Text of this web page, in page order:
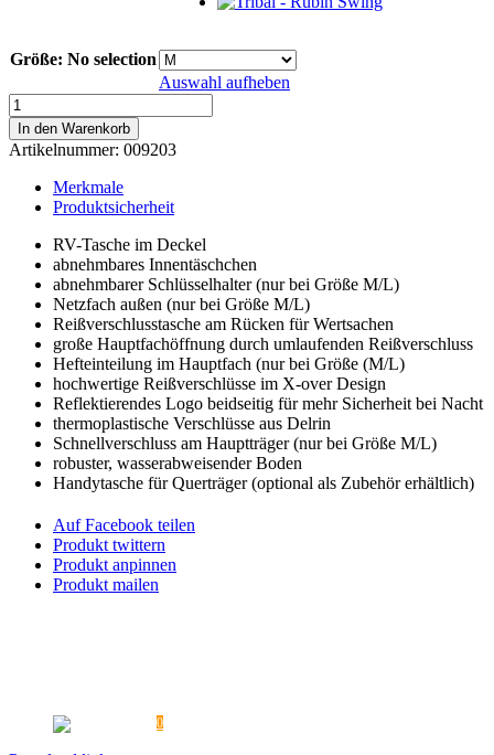
Größe: No selection
Auswahl aufheben
Milano
-
Dark
Night
LIMITED
EDITION
Menge
In den Warenkorb
Artikelnummer: 009203
Merkmale
Produktsicherheit
RV-Tasche im Deckel
abnehmbares Innentäschchen
abnehmbarer Schlüsselhalter (nur bei Größe M/L)
Netzfach außen (nur bei Größe M/L)
Reißverschlusstasche am Rücken für Wertsachen
große Hauptfachöffnung durch umlaufenden Reißverschluss
Hefteinteilung im Hauptfach (nur bei Größe (M/L)
hochwertige Reißverschlüsse im X-over Design
Reflektierendes Logo beidseitig für mehr Sicherheit bei Nacht
thermoplastische Verschlüsse aus Delrin
Schnellverschluss am Hauptträger (nur bei Größe M/L)
robuster, wasserabweisender Boden
Handytasche für Querträger (optional als Zubehör erhältlich)
Auf Facebook teilen
Produkt twittern
Produkt anpinnen
Produkt mailen
0